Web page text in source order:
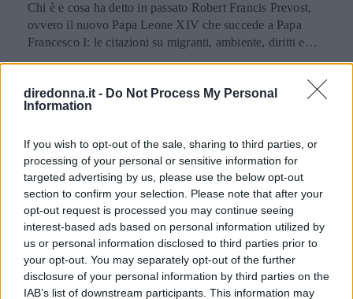
diredonna.it - Do Not Process My Personal
Information
If you wish to opt-out of the sale, sharing to third parties, or
processing of your personal or sensitive information for
targeted advertising by us, please use the below opt-out
section to confirm your selection. Please note that after your
opt-out request is processed you may continue seeing
interest-based ads based on personal information utilized by
us or personal information disclosed to third parties prior to
your opt-out. You may separately opt-out of the further
disclosure of your personal information by third parties on the
IAB’s list of downstream participants. This information may
Chi è e cosa ha detto in passato Robert Francis Prevost,
ovvero il nuovo Papa Leone XIV che succede a Papa
Francesco I: le citazioni su migranti, ambiente, diritti e
fede.